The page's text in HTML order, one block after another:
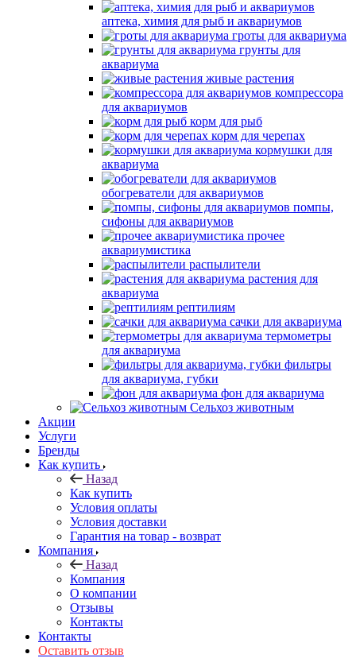
аптека, химия для рыб и аквариумов
гроты для аквариума
грунты для
аквариума
живые растения
компрессора
для аквариумов
корм для рыб
корм для черепах
кормушки для
аквариума
обогреватели для аквариумов
помпы,
сифоны для аквариумов
прочее
аквариумистика
распылители
растения для
аквариума
рептилиям
сачки для аквариума
термометры
для аквариума
фильтры
для аквариума, губки
фон для аквариума
Сельхоз животным
Акции
Услуги
Бренды
Как купить
Назад
Как купить
Условия оплаты
Условия доставки
Гарантия на товар - возврат
Компания
Назад
Компания
О компании
Отзывы
Контакты
Контакты
Оставить отзыв